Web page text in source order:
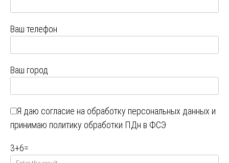
Ваш телефон
Ваш город
Я даю согласие на обработку персональных данных и
принимаю политику обработки ПДн в ФСЭ
3+6=